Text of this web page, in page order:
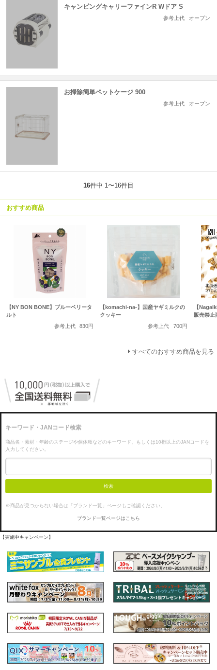
キャンピングキャリーファインR Wドア S
参考上代 オープン
お掃除簡単ペットケージ 900
参考上代 オープン
16件中 1〜16件目
おすすめ商品
【NY BON BONE】ブルーベリータ
ルト
参考上代
830円
【komachi-na-】国産ヤギミルクの
クッキー
参考上代
700円
【
販売禁止
すべてのおすすめ商品を見る
キーワード・JANコード検索
商品名・素材・年齢のステージや個体種などのキーワード、もしくは10桁以上のJANコードを
入力してください。
検索
※商品が見つからない場合は「ブランド一覧」ページもご確認ください。
ブランド一覧ページはこちら
【実施中キャンペーン】